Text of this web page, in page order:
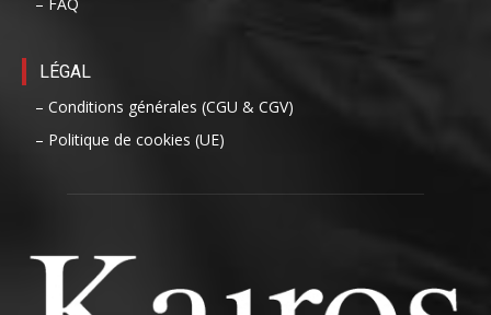
LÉGAL
– Conditions générales (CGU & CGV)
– Politique de cookies (UE)